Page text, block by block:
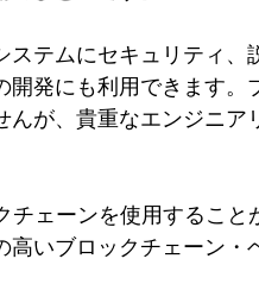
テムにセキュリティ、
発にも利用できます。
が、貴重なエンジニア
チェーンを使用すること
いブロックチェーン・